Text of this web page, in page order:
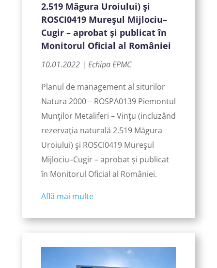
2.519 Măgura Uroiului) şi
ROSCI0419 Mureşul Mijlociu–
Cugir – aprobat și publicat în
Monitorul Oficial al României
10.01.2022 | Echipa EPMC
Planul de management al siturilor
Natura 2000 – ROSPA0139 Piemontul
Munţilor Metaliferi – Vinţu (incluzând
rezervaţia naturală 2.519 Măgura
Uroiului) şi ROSCI0419 Mureşul
Mijlociu–Cugir – aprobat și publicat
în Monitorul Oficial al României.
Află mai multe